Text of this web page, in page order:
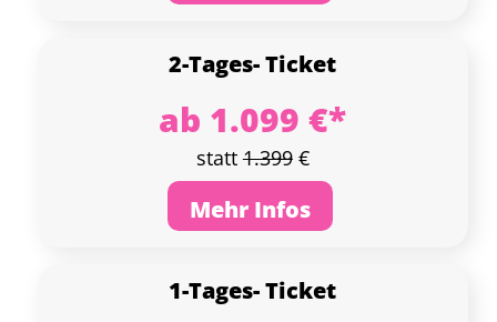
2-Tages-Ticket
ab 1.099 €*
statt1.399€
Mehr Infos
1-Tages-Ticket